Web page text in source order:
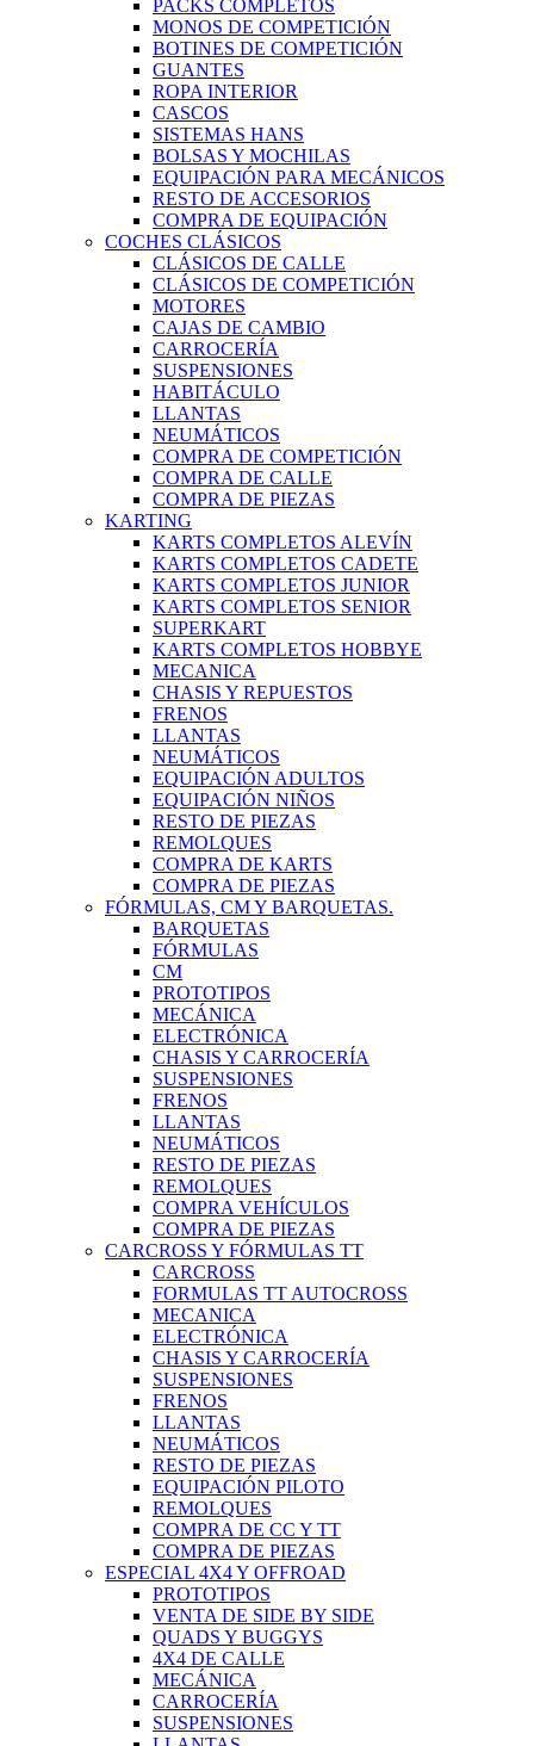
PACKS COMPLETOS
MONOS DE COMPETICIÓN
BOTINES DE COMPETICIÓN
GUANTES
ROPA INTERIOR
CASCOS
SISTEMAS HANS
BOLSAS Y MOCHILAS
EQUIPACIÓN PARA MECÁNICOS
RESTO DE ACCESORIOS
COMPRA DE EQUIPACIÓN
COCHES CLÁSICOS
CLÁSICOS DE CALLE
CLÁSICOS DE COMPETICIÓN
MOTORES
CAJAS DE CAMBIO
CARROCERÍA
SUSPENSIONES
HABITÁCULO
LLANTAS
NEUMÁTICOS
COMPRA DE COMPETICIÓN
COMPRA DE CALLE
COMPRA DE PIEZAS
KARTING
KARTS COMPLETOS ALEVÍN
KARTS COMPLETOS CADETE
KARTS COMPLETOS JUNIOR
KARTS COMPLETOS SENIOR
SUPERKART
KARTS COMPLETOS HOBBYE
MECANICA
CHASIS Y REPUESTOS
FRENOS
LLANTAS
NEUMÁTICOS
EQUIPACIÓN ADULTOS
EQUIPACIÓN NIÑOS
RESTO DE PIEZAS
REMOLQUES
COMPRA DE KARTS
COMPRA DE PIEZAS
FÓRMULAS, CM Y BARQUETAS.
BARQUETAS
FÓRMULAS
CM
PROTOTIPOS
MECÁNICA
ELECTRÓNICA
CHASIS Y CARROCERÍA
SUSPENSIONES
FRENOS
LLANTAS
NEUMÁTICOS
RESTO DE PIEZAS
REMOLQUES
COMPRA VEHÍCULOS
COMPRA DE PIEZAS
CARCROSS Y FÓRMULAS TT
CARCROSS
FORMULAS TT AUTOCROSS
MECANICA
ELECTRÓNICA
CHASIS Y CARROCERÍA
SUSPENSIONES
FRENOS
LLANTAS
NEUMÁTICOS
RESTO DE PIEZAS
EQUIPACIÓN PILOTO
REMOLQUES
COMPRA DE CC Y TT
COMPRA DE PIEZAS
ESPECIAL 4X4 Y OFFROAD
PROTOTIPOS
VENTA DE SIDE BY SIDE
QUADS Y BUGGYS
4X4 DE CALLE
MECÁNICA
CARROCERÍA
SUSPENSIONES